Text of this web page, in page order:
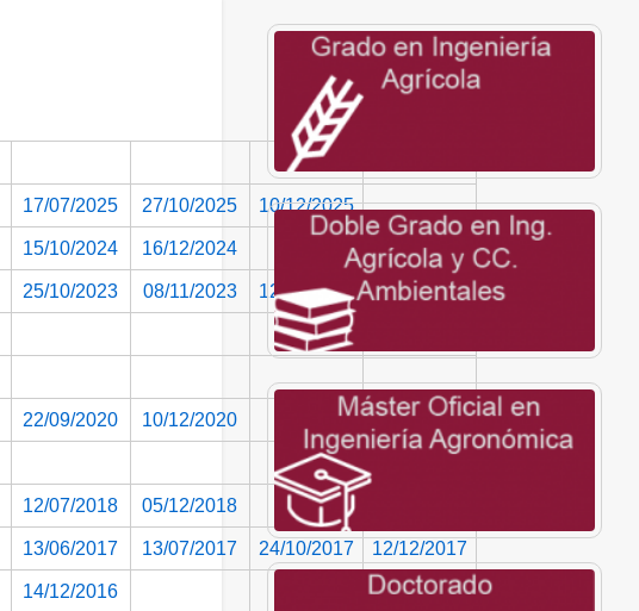
17/07/2025 27/10/2025 10/12/2025
15/10/2024 16/12/2024
25/10/2023 08/11/2023 12/12/2023
22/09/2020 10/12/2020
12/07/2018 05/12/2018
13/06/2017 13/07/2017 24/10/2017 12/12/2017
14/12/2016